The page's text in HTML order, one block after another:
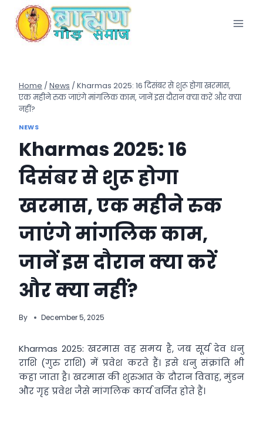
content
Home / News / Kharmas 2025: 16 दिसंबर से शुरू होगा खरमास,
एक महीने रुक जाएंगे मांगलिक काम, जानें इस दौरान क्या करें और क्या
नहीं?
NEWS
Kharmas 2025: 16
दिसंबर से शुरू होगा
खरमास, एक महीने रुक
जाएंगे मांगलिक काम,
जानें इस दौरान क्या करें
और क्या नहीं?
By December 5, 2025
Kharmas 2025: खरमास वह समय है, जब सूर्य देव धनु
राशि (गुरु राशि) में प्रवेश करते हैं। इसे धनु संक्रांति भी
कहा जाता है। खरमास की शुरुआत के दौरान विवाह, मुंडन
और गृह प्रवेश जैसे मांगलिक कार्य वर्जित होते हैं।